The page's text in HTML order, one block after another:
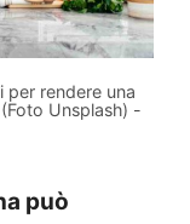
per rendere una
Unsplash) -
può